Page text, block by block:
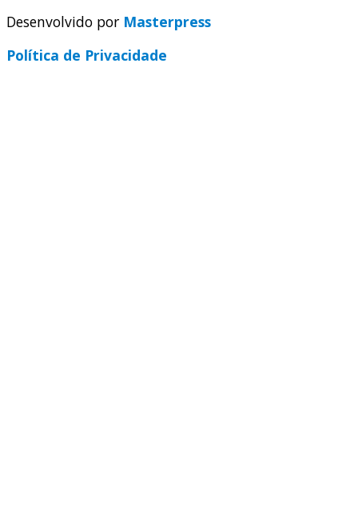
Desenvolvido por Masterpress
Política de Privacidade